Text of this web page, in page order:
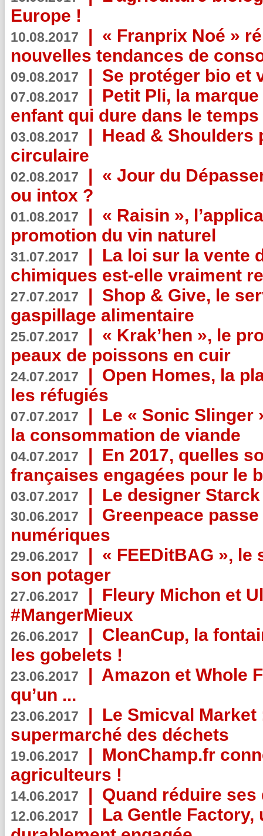
Europe !
10.08.2017 | « Franprix Noé »
nouvelles tendances de
09.08.2017 | Se protéger bio et
07.08.2017 | Petit Pli, la
enfant qui dure dans le temps
03.08.2017 | Head & Shoulders
circulaire
02.08.2017 | « Jour du
ou intox ?
01.08.2017 | « Raisin »,
promotion du vin naturel
31.07.2017 | La loi sur la vente
chimiques est-elle vraiment
27.07.2017 | Shop & Give, le
gaspillage alimentaire
25.07.2017 | « Krak’hen », le
peaux de poissons en cuir
24.07.2017 | Open Homes, la
les réfugiés
07.07.2017 | Le « Sonic Slinger
la consommation de viande
04.07.2017 | En 2017, quelles
françaises engagées pour le
03.07.2017 | Le designer
30.06.2017 | Greenpeace
numériques
29.06.2017 | « FEEDitBAG », le
son potager
27.06.2017 | Fleury Michon et
#MangerMieux
26.06.2017 | CleanCup, la
les gobelets !
23.06.2017 | Amazon et Whole
qu’un ...
23.06.2017 | Le Smicval
supermarché des déchets
19.06.2017 | MonChamp.fr
agriculteurs !
14.06.2017 | Quand réduire
12.06.2017 | La Gentle